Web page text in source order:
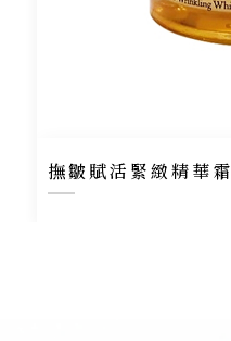
撫皺賦活緊緻精華霜